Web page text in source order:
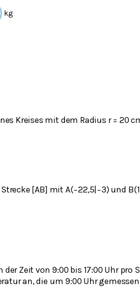
kg
Kreises mit dem Radius r = 20
[AB] mit A(−22,5|−3) und
der Zeit von 9:00 bis 17:00 Uhr
an, die um 9:00 Uhr